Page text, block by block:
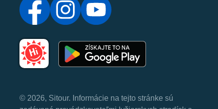
© 2026, Sitour. Informácie na tejto stránke sú